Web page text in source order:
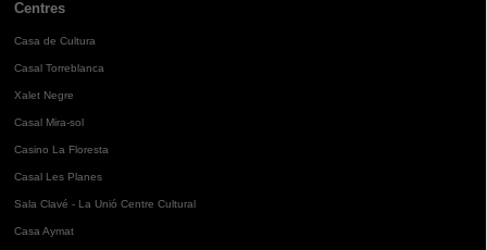
Centres
Casa de Cultura
Casal Torreblanca
Xalet Negre
Casal Mira-sol
Casino La Floresta
Casal Les Planes
Sala Clavé - La Unió Centre Cultural
Casa Aymat